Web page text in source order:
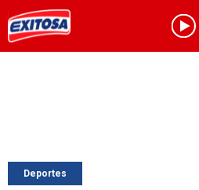
Deportes